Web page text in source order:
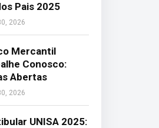
Pais 2025
2026
Mercantil
Conosco:
Abertas
2026
UNISA 2025: